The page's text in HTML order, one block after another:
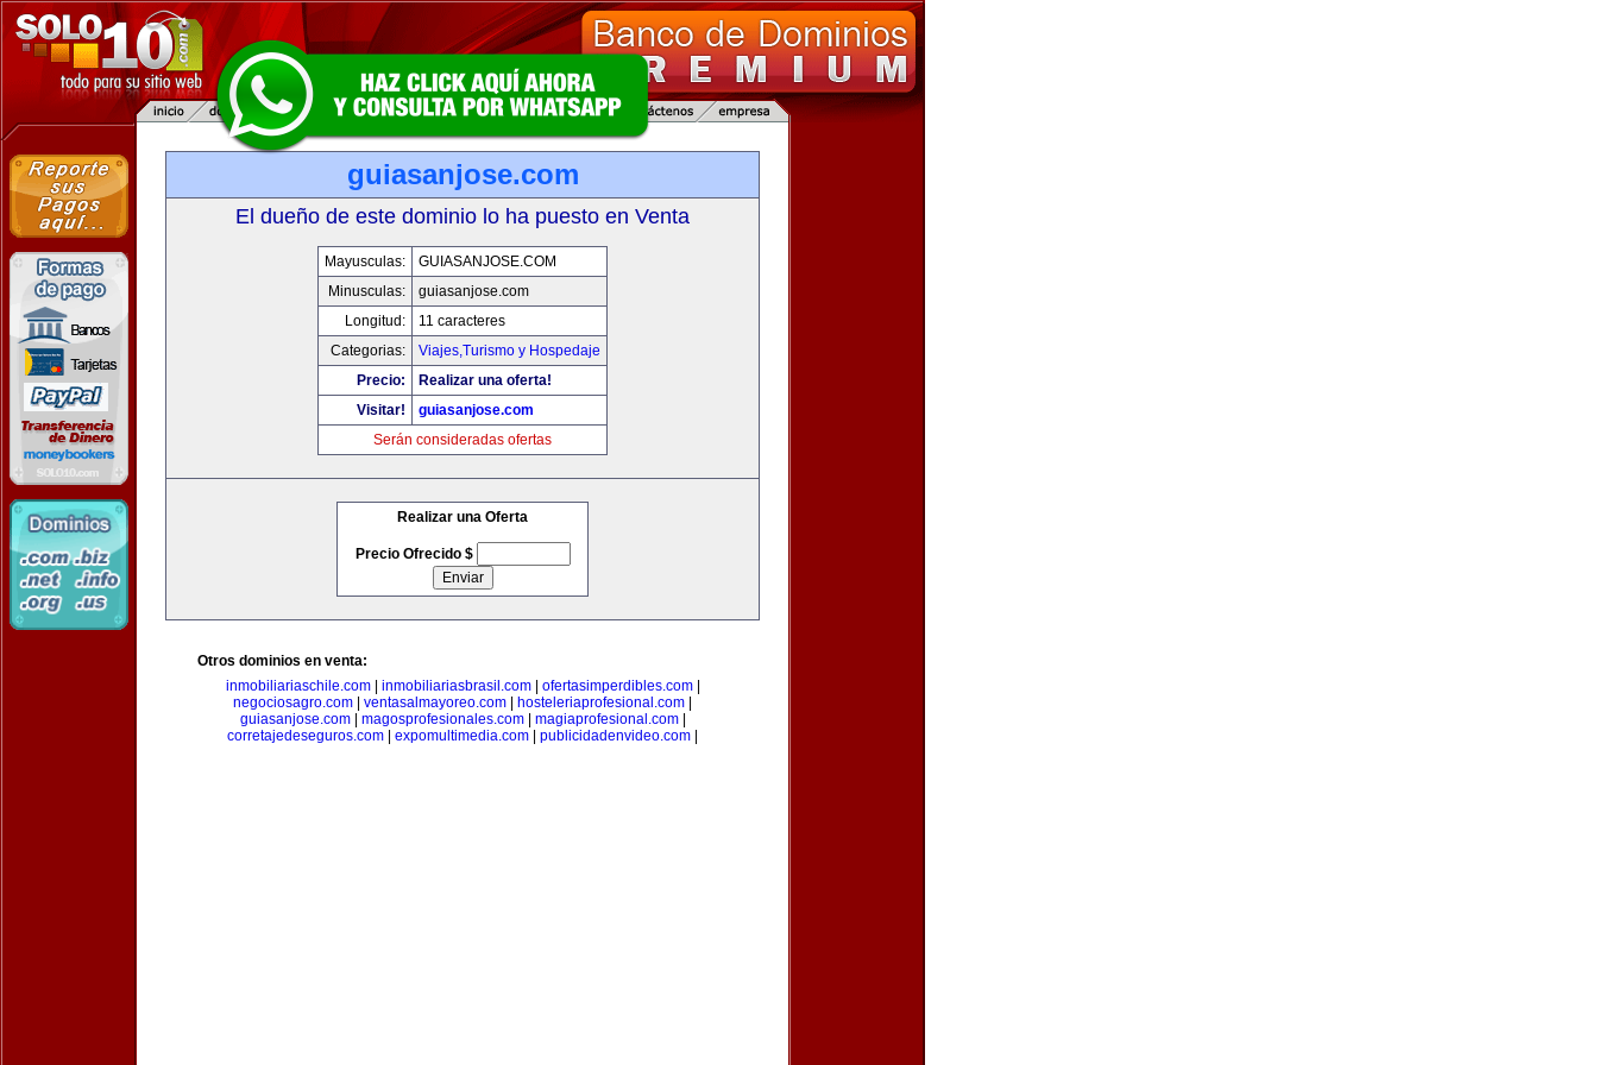
guiasanjose.com
El dueño de este dominio lo ha puesto en Venta
Mayusculas:
GUIASANJOSE.COM
Minusculas:
guiasanjose.com
Longitud:
11 caracteres
Categorias:
Viajes,Turismo y Hospedaje
Precio:
Realizar una oferta!
Visitar!
guiasanjose.com
Serán consideradas ofertas
Realizar una Oferta
Precio Ofrecido $
Otros dominios en venta:
inmobiliariaschile.com| inmobiliariasbrasil.com| ofertasimperdibles.com|
negociosagro.com
ventasalmayoreo.com hosteleriaprofesional.com
guiasanjose.com| magosprofesionales.com| magiaprofesional.com|
corretajedeseguros.com
expomultimedia.com publicidadenvideo.com